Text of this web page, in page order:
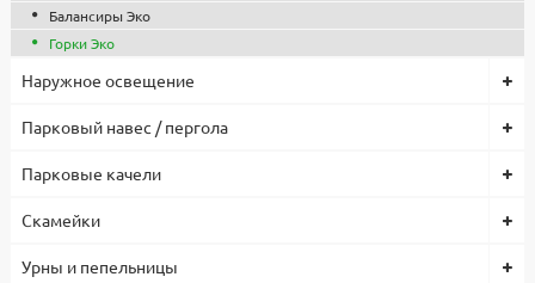
Балансиры Эко
Горки Эко
Наружное освещение
Парковый навес / пергола
Парковые качели
Скамейки
Урны и пепельницы